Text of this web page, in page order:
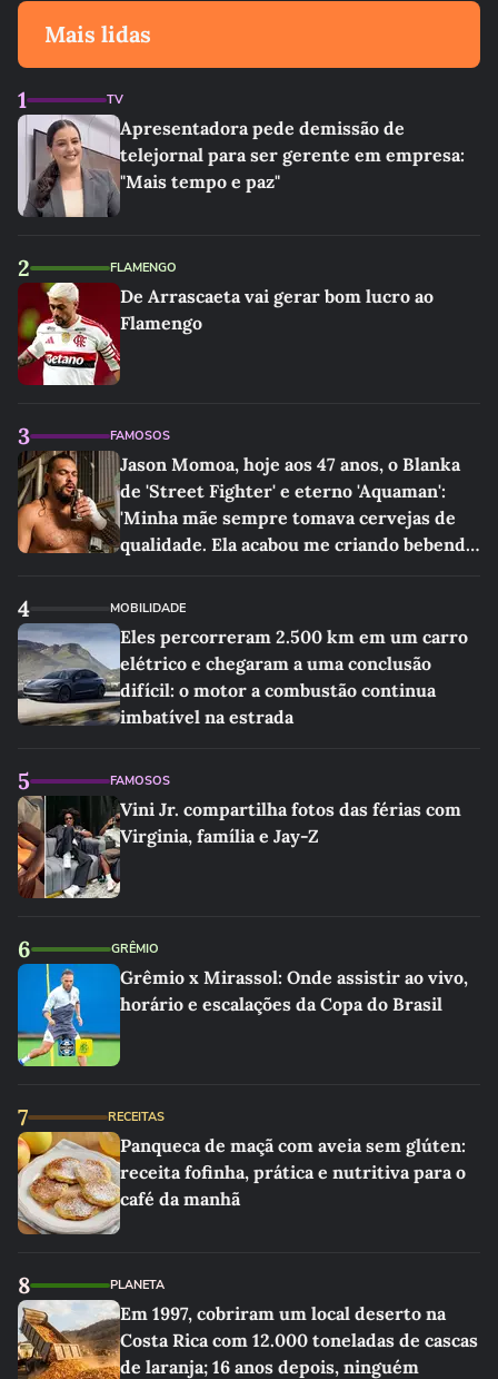
Mais lidas
1 TV
Apresentadora pede demissão de
telejornal para ser gerente em empresa:
"Mais tempo e paz"
2 FLAMENGO
De Arrascaeta vai gerar bom lucro ao
Flamengo
3 FAMOSOS
Jason Momoa, hoje aos 47 anos, o Blanka
de 'Street Fighter' e eterno 'Aquaman':
'Minha mãe sempre tomava cervejas de
qualidade. Ela acabou me criando bebendo
4 MOBILIDADE
Eles percorreram 2.500 km em um carro
elétrico e chegaram a uma conclusão
difícil: o motor a combustão continua
imbatível na estrada
5 FAMOSOS
Vini Jr. compartilha fotos das férias com
Virginia, família e Jay-Z
6 GRÊMIO
Grêmio x Mirassol: Onde assistir ao vivo,
horário e escalações da Copa do Brasil
7 RECEITAS
Panqueca de maçã com aveia sem glúten:
receita fofinha, prática e nutritiva para o
café da manhã
8 PLANETA
Em 1997, cobriram um local deserto na
Costa Rica com 12.000 toneladas de cascas
de laranja; 16 anos depois, ninguém